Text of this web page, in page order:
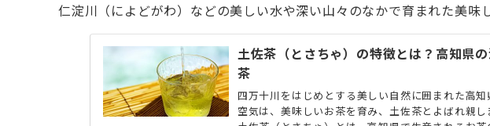
仁淀川（によどがわ）などの美しい水や深い山々のなかで育まれた美味
土佐茶（とさちゃ）の特徴とは？高知県
茶
四万十川をはじめとする美しい自然に囲まれた高
空気は、美味しいお茶を育み、土佐茶とよばれ親